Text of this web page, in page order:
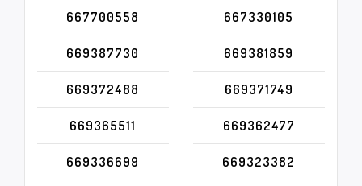
667700558 667330105
669387730 669381859
669372488 669371749
669365511 669362477
669336699 669323382